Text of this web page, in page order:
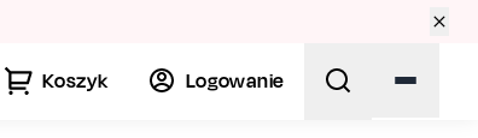
Koszyk Logowanie